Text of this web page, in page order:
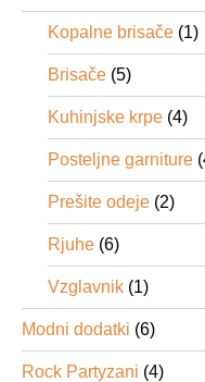
Kopalne brisače (1)
Brisače (5)
Kuhinjske krpe (4)
Posteljne garniture
Prešite odeje (2)
Rjuhe (6)
Vzglavnik (1)
Modni dodatki (6)
Rock Partyzani (4)